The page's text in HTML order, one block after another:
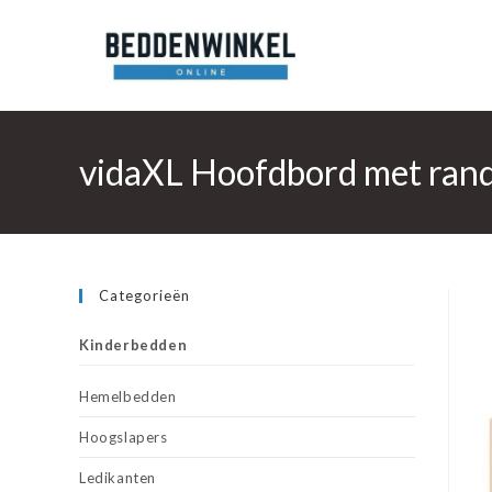
vidaXL Hoofdbord met
Categorieën
Kinderbedden
Hemelbedden
Hoogslapers
Ledikanten